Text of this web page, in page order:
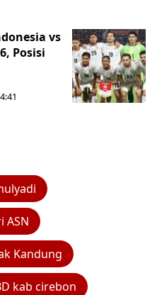
vs
Posisi
ASN
Kandung
kab cirebon